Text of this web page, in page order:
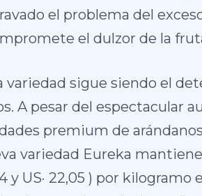
el problema del
el dulzor de la
variedad sigue siendo el
A pesar del espectacular
premium de
variedad Eureka
y US· 22,05 ) por